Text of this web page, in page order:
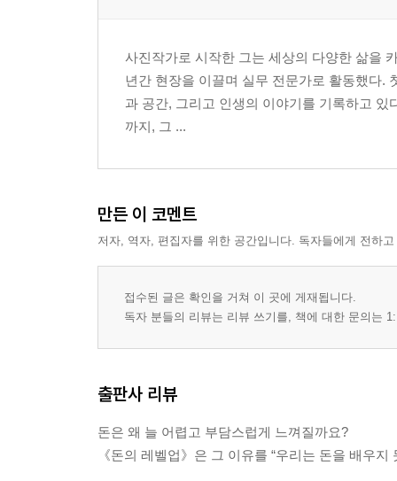
사진작가로 시작한 그는 세상의 다양한 삶을
년간 현장을 이끌며 실무 전문가로 활동했다.
과 공간, 그리고 인생의 이야기를 기록하고
까지, 그 ...
만든 이 코멘트
저자, 역자, 편집자를 위한 공간입니다. 독자들에게 전하
접수된 글은 확인을 거쳐 이 곳에 게재됩니다.
독자 분들의 리뷰는 리뷰 쓰기를, 책에 대한 문의는
출판사 리뷰
돈은 왜 늘 어렵고 부담스럽게 느껴질까요?
《돈의 레벨업》은 그 이유를 “우리는 돈을 배우